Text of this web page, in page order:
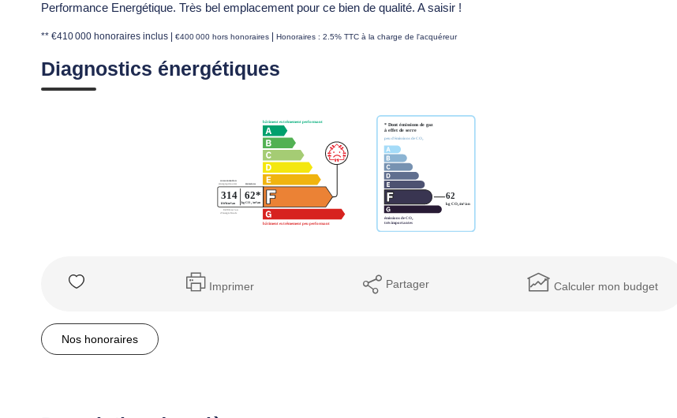
Performance Energétique. Très bel emplacement pour ce bien de qualité. A saisir !
** €410 000 honoraires inclus €400 000 hors honoraires Honoraires : 2.5% TTC à la charge de l'acquéreur
Diagnostics énergétiques
Imprimer Partager Calculer mon budget
Nos honoraires